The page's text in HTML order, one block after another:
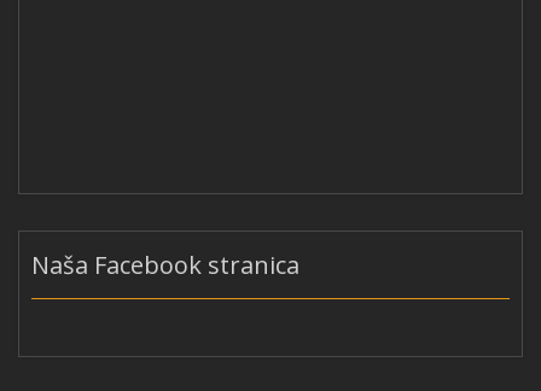
Naša Facebook stranica